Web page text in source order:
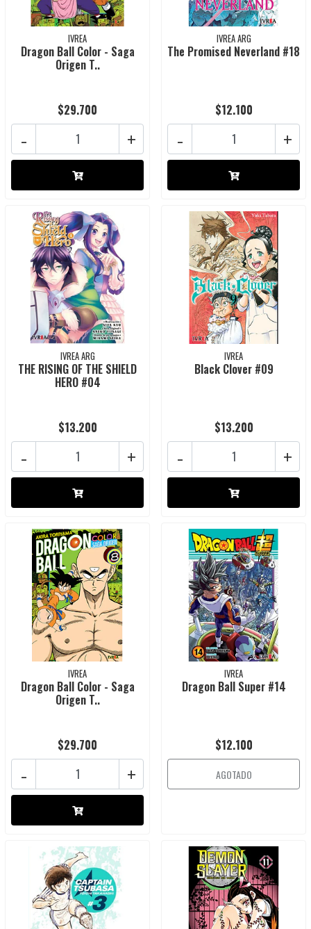
IVREA
Dragon Ball Color - Saga
Origen T..
$29.700
+
-
IVREA ARG
The Promised Neverland #18
$12.100
+
-
IVREA ARG
THE RISING OF THE SHIELD
HERO #04
$13.200
+
-
IVREA
Black Clover #09
$13.200
+
-
IVREA
Dragon Ball Color - Saga
Origen T..
$29.700
+
-
IVREA
Dragon Ball Super #14
$12.100
AGOTADO